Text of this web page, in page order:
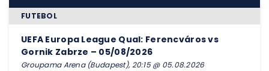
FUTEBOL
UEFA Europa League Qual: Ferencváros vs
Gornik Zabrze – 05/08/2026
Groupama Arena (Budapest), 20:15 @ 05.08.2026